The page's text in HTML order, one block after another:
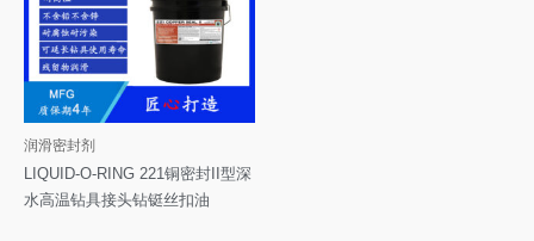
润滑密封剂
LIQUID-O-RING 221铜密封II型深
水高温钻具接头钻铤丝扣油